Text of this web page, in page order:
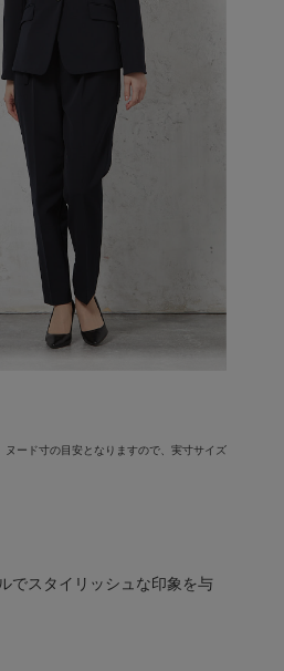
ード寸の目安となりますので、実寸サイズ
でスタイリッシュな印象を与